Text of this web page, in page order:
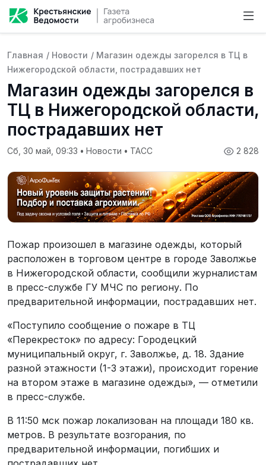
Главная / Новости / Магазин одежды загорелся в ТЦ в
Нижегородской области, пострадавших нет
Магазин одежды загорелся в
ТЦ в Нижегородской области,
пострадавших нет
2 828
Сб, 30 май, 09:33 • Новости • ТАСС
Пожар произошел в магазине одежды, который
расположен в торговом центре в городе Заволжье
в Нижегородской области, сообщили журналистам
в пресс-службе ГУ МЧС по региону. По
предварительной информации, пострадавших нет.
«Поступило сообщение о пожаре в ТЦ
«Перекресток» по адресу: Городецкий
муниципальный округ, г. Заволжье, д. 18. Здание
разной этажности (1-3 этажи), происходит горение
на втором этаже в магазине одежды», — отметили
в пресс-службе.
В 11:50 мск пожар локализован на площади 180 кв.
метров. В результате возгорания, по
предварительной информации, погибших и